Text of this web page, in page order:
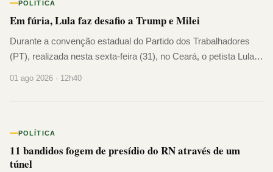
POLÍTICA
Em fúria, Lula faz desafio a Trump e Milei
Durante a convenção estadual do Partido dos Trabalhadores
(PT), realizada nesta sexta-feira (31), no Ceará, o petista Lula
01 ago 2026 · 12h40
POLÍTICA
11 bandidos fogem de presídio do RN através de um
túnel